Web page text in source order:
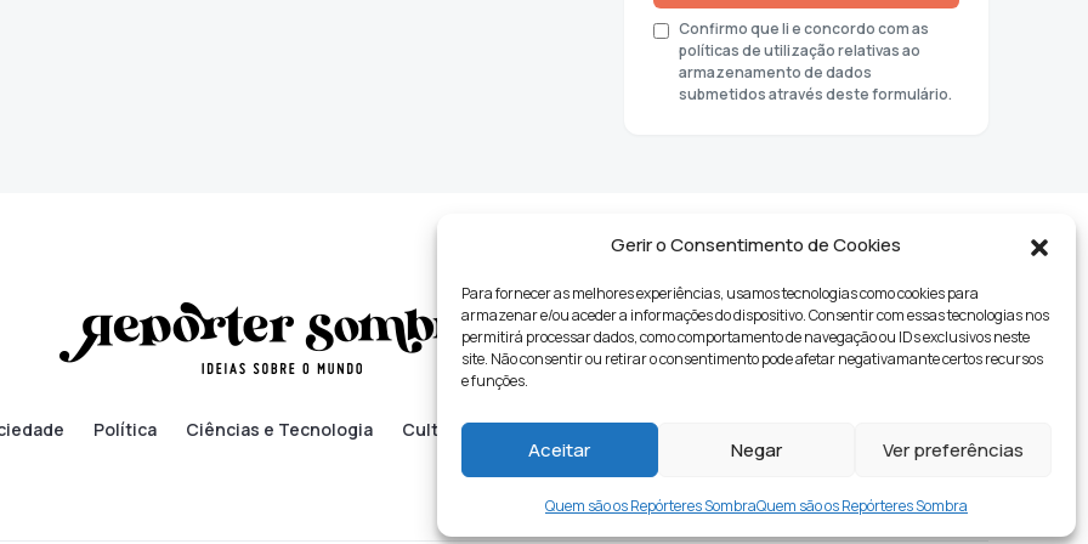
Gerir o Consentimento de Cookies
Para fornecer as melhores experiências, usamos tecnologias como cookies para
armazenar e/ou aceder a informações do dispositivo. Consentir com essas tecnologias nos
permitirá processar dados, como comportamento de navegação ou IDs exclusivos neste
site. Não consentir ou retirar o consentimento pode afetar negativamante certos recursos
e funções.
Aceitar Negar Ver preferências
Quem são os Repórteres SombraQuem são os Repórteres Sombra
Confirmo que li e concordo com as
políticas de utilização relativas ao
armazenamento de dados
submetidos através deste formulário.
Política Ciências e Tecnologia Cultura Lifestyle